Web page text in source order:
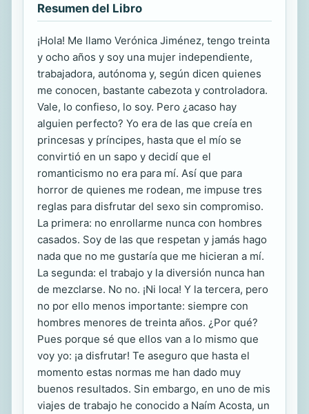
Resumen del Libro
¡Hola! Me llamo Verónica Jiménez, tengo treinta
y ocho años y soy una mujer independiente,
trabajadora, autónoma y, según dicen quienes
me conocen, bastante cabezota y controladora.
Vale, lo confieso, lo soy. Pero ¿acaso hay
alguien perfecto? Yo era de las que creía en
princesas y príncipes, hasta que el mío se
convirtió en un sapo y decidí que el
romanticismo no era para mí. Así que para
horror de quienes me rodean, me impuse tres
reglas para disfrutar del sexo sin compromiso.
La primera: no enrollarme nunca con hombres
casados. Soy de las que respetan y jamás hago
nada que no me gustaría que me hicieran a mí.
La segunda: el trabajo y la diversión nunca han
de mezclarse. No no. ¡Ni loca! Y la tercera, pero
no por ello menos importante: siempre con
hombres menores de treinta años. ¿Por qué?
Pues porque sé que ellos van a lo mismo que
voy yo: ¡a disfrutar! Te aseguro que hasta el
momento estas normas me han dado muy
buenos resultados. Sin embargo, en uno de mis
viajes de trabajo he conocido a Naím Acosta, un